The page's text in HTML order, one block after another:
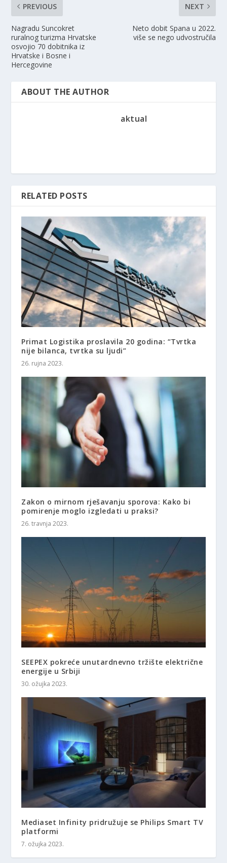
PREVIOUS
Nagradu Suncokret
ruralnog turizma Hrvatske
osvojio 70 dobitnika iz
Hrvatske i Bosne i
Hercegovine
NEXT
Neto dobit Spana u 2022.
više se nego udvostručila
ABOUT THE AUTHOR
aktual
RELATED POSTS
Primat Logistika proslavila 20 godina: “Tvrtka
nije bilanca, tvrtka su ljudi”
26. rujna 2023.
Zakon o mirnom rješavanju sporova: Kako bi
pomirenje moglo izgledati u praksi?
26. travnja 2023.
SEEPEX pokreće unutardnevno tržište električne
energije u Srbiji
30. ožujka 2023.
Mediaset Infinity pridružuje se Philips Smart TV
platformi
7. ožujka 2023.